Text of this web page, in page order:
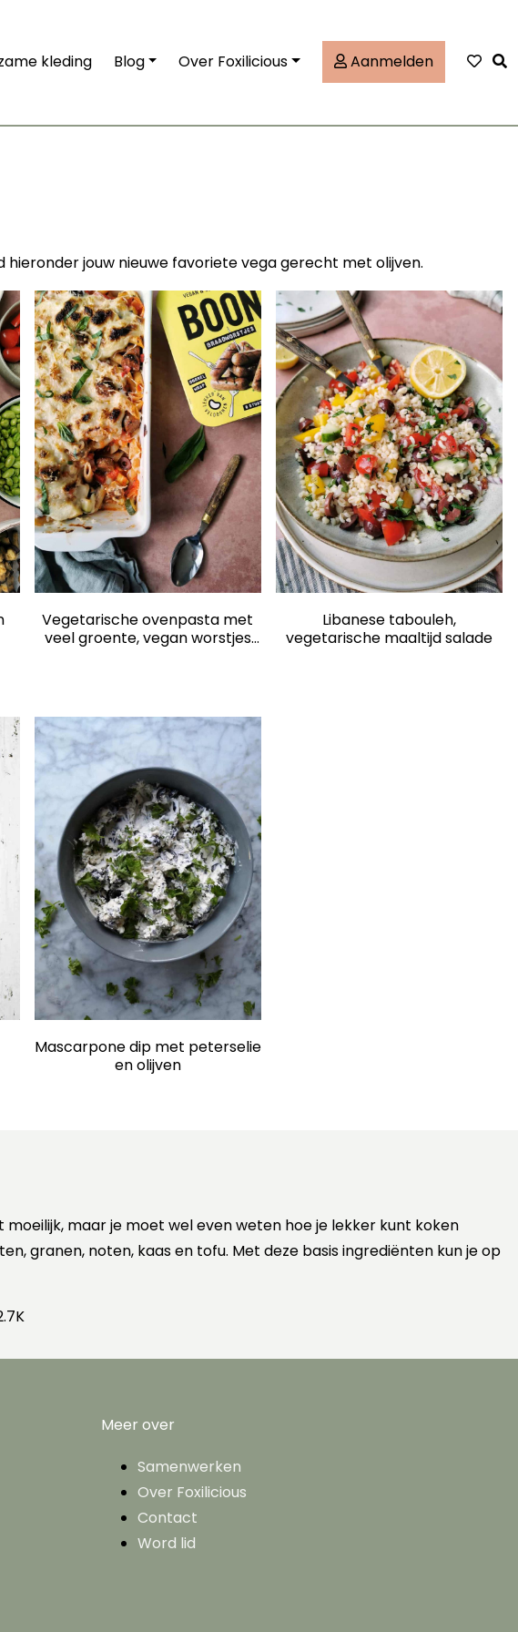
kleding Blog Over Foxilicious Aanmelden
hieronder jouw nieuwe favoriete vega gerecht met olijven.
Vegetarische ovenpasta met
veel groente, vegan worstjes
Libanese tabouleh,
vegetarische maaltijd salade
Mascarpone dip met peterselie
en olijven
maar je moet wel even weten hoe je lekker kunt koken
granen, noten, kaas en tofu. Met deze basis ingrediënten kun je op
Meer over
Samenwerken
Over Foxilicious
Contact
Word lid